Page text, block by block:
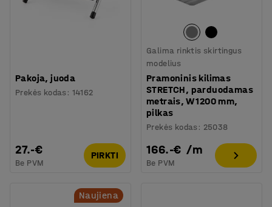
Pakoja, juoda
Prekės kodas : 14162
27.-€
Be PVM
PIRKTI
Galima rinktis skirtingus
modelius
Pramoninis kilimas
STRETCH, parduodamas
metrais, W 1200 mm,
pilkas
Prekės kodas : 25038
166.-€ /m
Be PVM
Naujiena